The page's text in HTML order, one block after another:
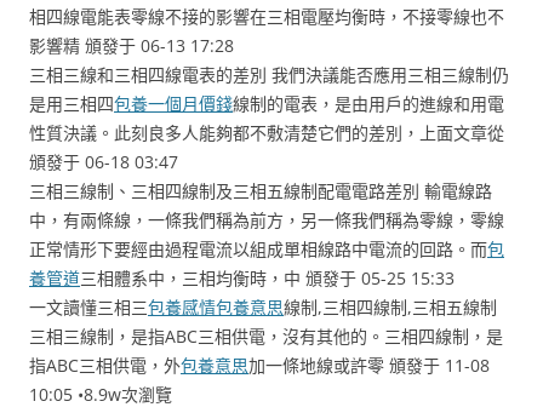
相四線電能表零線不接的影響在三相電壓均衡時，不接零線也不
影響精 頒發于 06-13 17:28
三相三線和三相四線電表的差別 我們決議能否應用三相三線制仍
是用三相四包養一個月價錢線制的電表，是由用戶的進線和用電
性質決議。此刻良多人能夠都不敷清楚它們的差別，上面文章從
頒發于 06-18 03:47
三相三線制、三相四線制及三相五線制配電電路差別 輸電線路
中，有兩條線，一條我們稱為前方，另一條我們稱為零線，零線
正常情形下要經由過程電流以組成單相線路中電流的回路。而包
養管道三相體系中，三相均衡時，中 頒發于 05-25 15:33
一文讀懂三相三包養感情包養意思線制,三相四線制,三相五線制
三相三線制，是指ABC三相供電，沒有其他的。三相四線制，是
指ABC三相供電，外包養意思加一條地線或許零 頒發于 11-08
10:05 •8.9w次瀏覽